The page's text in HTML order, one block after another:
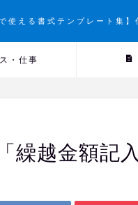
使える書式テンプレート集
・仕事
越金額記